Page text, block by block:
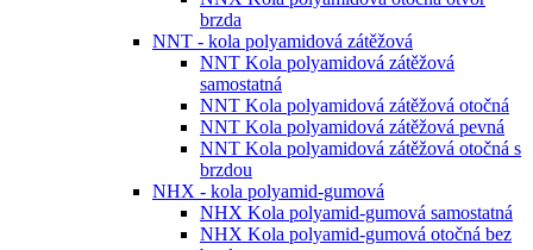
brzda
NNT - kola polyamidová zátěžová
NNT Kola polyamidová zátěžová
samostatná
NNT Kola polyamidová zátěžová otočná
NNT Kola polyamidová zátěžová pevná
NNT Kola polyamidová zátěžová otočná s
brzdou
NHX - kola polyamid-gumová
NHX Kola polyamid-gumová samostatná
NHX Kola polyamid-gumová otočná bez